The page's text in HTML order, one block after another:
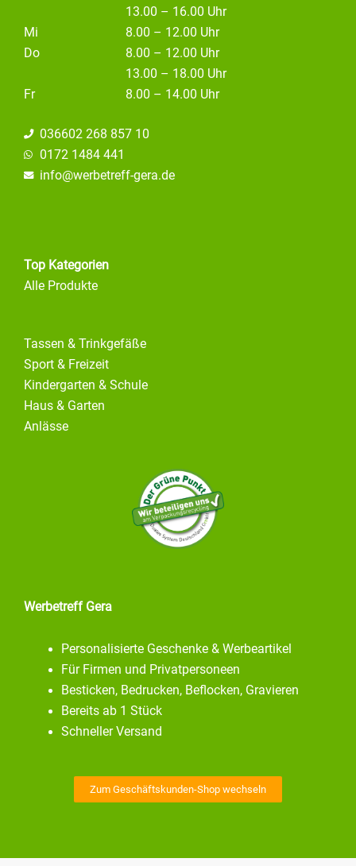
13.00 – 16.00 Uhr
Mi
8.00 – 12.00 Uhr
Do
8.00 – 12.00 Uhr
13.00 – 18.00 Uhr
Fr
8.00 – 14.00 Uhr
036602 268 857 10
0172 1484 441
info@werbetreff-gera.de
Top Kategorien
Alle Produkte
Tassen & Trinkgefäße
Sport & Freizeit
Kindergarten & Schule
Haus & Garten
Anlässe
Werbetreff Gera
Personalisierte Geschenke & Werbeartikel
Für Firmen und Privatpersoneen
Besticken, Bedrucken, Beflocken, Gravieren
Bereits ab 1 Stück
Schneller Versand
Zum Geschäftskunden-Shop wechseln